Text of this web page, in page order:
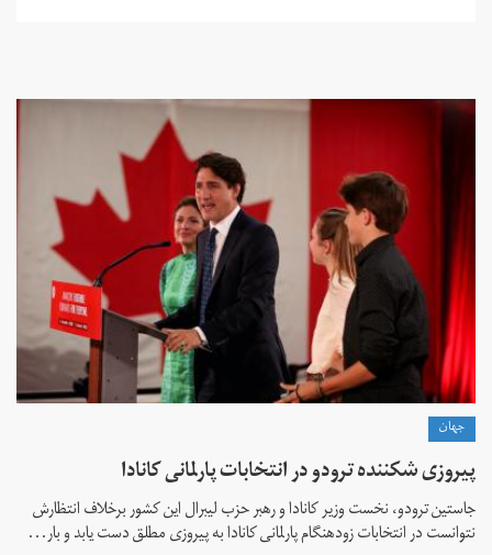
جهان
پیروزی شکننده ترودو در انتخابات پارلمانی کانادا
جاستین ترودو، نخست وزیر کانادا و رهبر حزب لیبرال این کشور برخلاف انتظارش
نتوانست در انتخابات زود‌هنگام پارلمانی کانادا به پیروزی مطلق دست یابد و بار...